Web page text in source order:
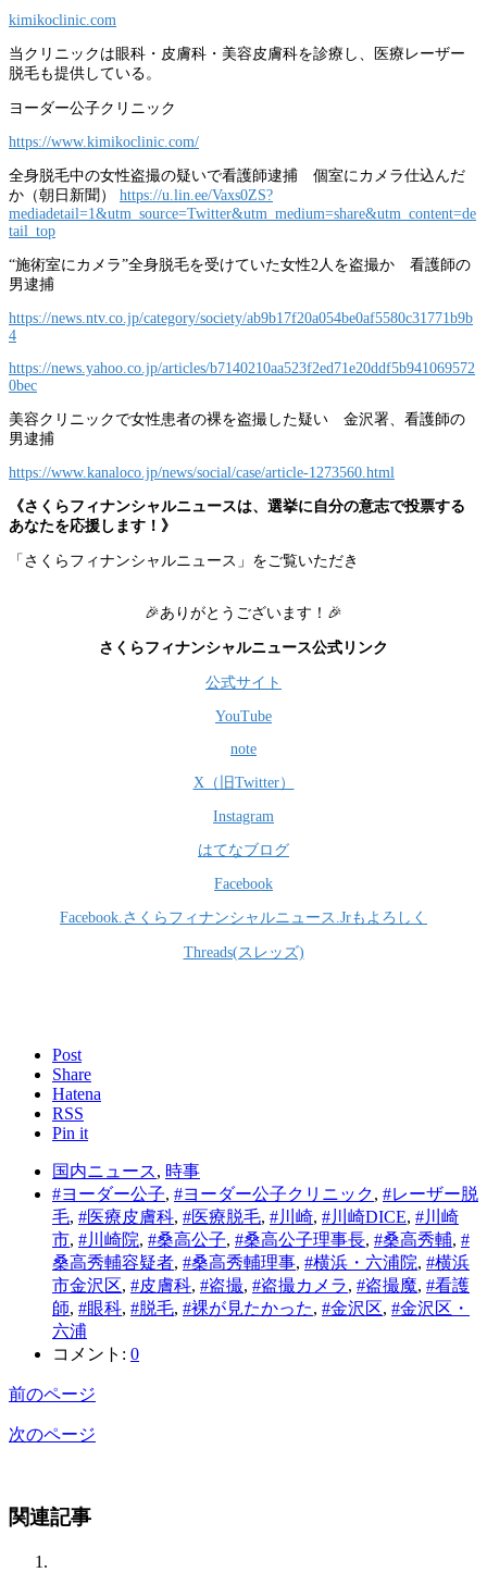
kimikoclinic.com
当クリニックは眼科・皮膚科・美容皮膚科を診療し、医療レーザー
脱毛も提供している。
ヨーダー公子クリニック
https://www.kimikoclinic.com/
全身脱毛中の女性盗撮の疑いで看護師逮捕 個室にカメラ仕込んだ
か（朝日新聞） https://u.lin.ee/Vaxs0ZS?
mediadetail=1&utm_source=Twitter&utm_medium=share&utm_content=de
tail_top
“施術室にカメラ”全身脱毛を受けていた女性2人を盗撮か 看護師の
男逮捕
https://news.ntv.co.jp/category/society/ab9b17f20a054be0af5580c31771b9b
4
https://news.yahoo.co.jp/articles/b7140210aa523f2ed71e20ddf5b941069572
0bec
美容クリニックで女性患者の裸を盗撮した疑い 金沢署、看護師の
男逮捕
https://www.kanaloco.jp/news/social/case/article-1273560.html
《さくらフィナンシャルニュースは、選挙に自分の意志で投票する
あなたを応援します！》
「さくらフィナンシャルニュース」をご覧いただき
🎉ありがとうございます！🎉
さくらフィナンシャルニュース公式リンク
公式サイト
YouTube
note
X（旧Twitter）
Instagram
はてなブログ
Facebook
Facebook.さくらフィナンシャルニュース.Jrもよろしく
Threads(スレッズ)
Post
Share
Hatena
RSS
Pin it
国内ニュース, 時事
#ヨーダー公子, #ヨーダー公子クリニック, #レーザー脱
毛, #医療皮膚科, #医療脱毛, #川崎, #川崎DICE, #川崎
市, #川崎院, #桑高公子, #桑高公子理事長, #桑高秀輔, #
桑高秀輔容疑者, #桑高秀輔理事, #横浜・六浦院, #横浜
市金沢区, #皮膚科, #盗撮, #盗撮カメラ, #盗撮魔, #看護
師, #眼科, #脱毛, #裸が見たかった, #金沢区, #金沢区・
六浦
コメント: 0
前のページ
次のページ
関連記事